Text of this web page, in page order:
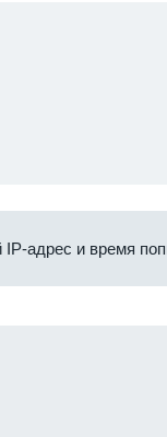
адрес и время